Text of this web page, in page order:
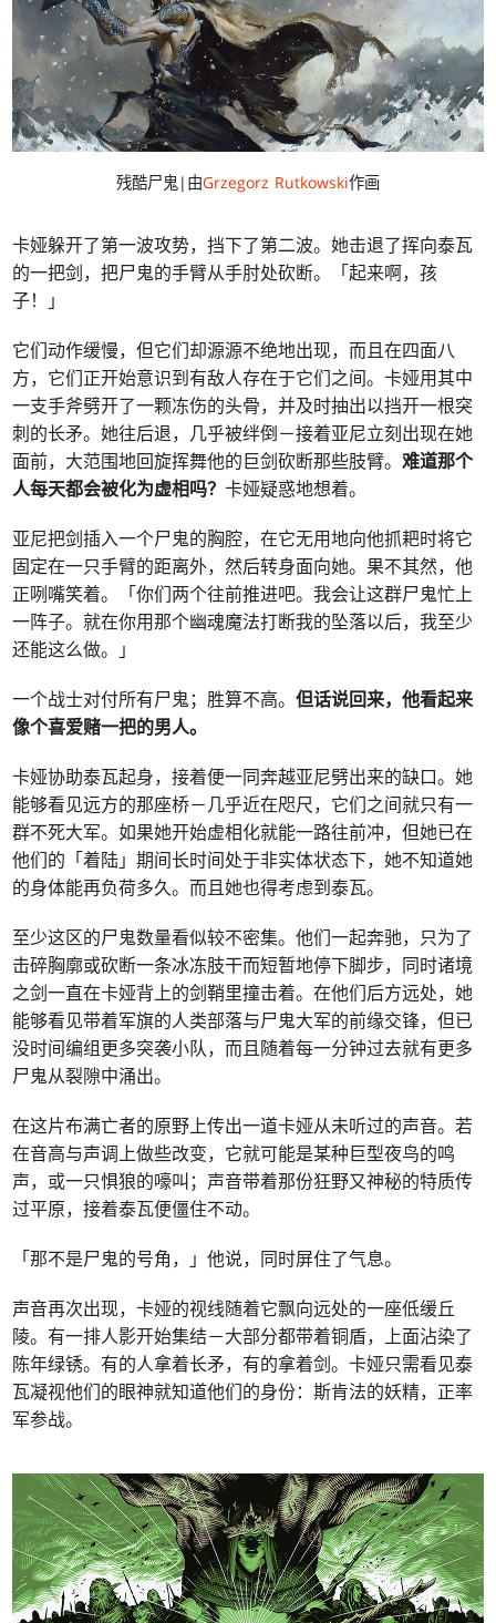
残酷尸鬼|由Grzegorz Rutkowski作画
卡娅躲开了第一波攻势，挡下了第二波。她击退了挥向泰瓦
的一把剑，把尸鬼的手臂从手肘处砍断。「起来啊，孩
子！」
它们动作缓慢，但它们却源源不绝地出现，而且在四面八
方，它们正开始意识到有敌人存在于它们之间。卡娅用其中
一支手斧劈开了一颗冻伤的头骨，并及时抽出以挡开一根突
刺的长矛。她往后退，几乎被绊倒－接着亚尼立刻出现在她
面前，大范围地回旋挥舞他的巨剑砍断那些肢臂。难道那个
人每天都会被化为虚相吗？卡娅疑惑地想着。
亚尼把剑插入一个尸鬼的胸腔，在它无用地向他抓耙时将它
固定在一只手臂的距离外，然后转身面向她。果不其然，他
正咧嘴笑着。「你们两个往前推进吧。我会让这群尸鬼忙上
一阵子。就在你用那个幽魂魔法打断我的坠落以后，我至少
还能这么做。」
一个战士对付所有尸鬼；胜算不高。但话说回来，他看起来
像个喜爱赌一把的男人。
卡娅协助泰瓦起身，接着便一同奔越亚尼劈出来的缺口。她
能够看见远方的那座桥－几乎近在咫尺，它们之间就只有一
群不死大军。如果她开始虚相化就能一路往前冲，但她已在
他们的「着陆」期间长时间处于非实体状态下，她不知道她
的身体能再负荷多久。而且她也得考虑到泰瓦。
至少这区的尸鬼数量看似较不密集。他们一起奔驰，只为了
击碎胸廓或砍断一条冰冻肢干而短暂地停下脚步，同时诸境
之剑一直在卡娅背上的剑鞘里撞击着。在他们后方远处，她
能够看见带着军旗的人类部落与尸鬼大军的前缘交锋，但已
没时间编组更多突袭小队，而且随着每一分钟过去就有更多
尸鬼从裂隙中涌出。
在这片布满亡者的原野上传出一道卡娅从未听过的声音。若
在音高与声调上做些改变，它就可能是某种巨型夜鸟的鸣
声，或一只惧狼的嚎叫；声音带着那份狂野又神秘的特质传
过平原，接着泰瓦便僵住不动。
「那不是尸鬼的号角，」他说，同时屏住了气息。
声音再次出现，卡娅的视线随着它飘向远处的一座低缓丘
陵。有一排人影开始集结－大部分都带着铜盾，上面沾染了
陈年绿锈。有的人拿着长矛，有的拿着剑。卡娅只需看见泰
瓦凝视他们的眼神就知道他们的身份：斯肯法的妖精，正率
军参战。